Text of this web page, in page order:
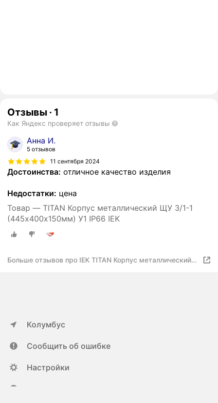
Отзывы · 1
Как Яндекс проверяет отзывы
Анна И.
5 отзывов
11 сентября 2024
Достоинства: отличное качество изделия
Недостатки: цена
Товар — TITAN Корпус металлический ЩУ 3/1-1
(445х400х150мм) У1 IP66 IEK
Больше отзывов про IEK TITAN Корпус металлический
Колумбус
Сообщить об ошибке
Настройки